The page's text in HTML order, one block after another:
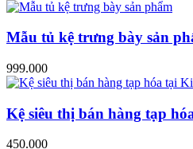
Mẫu tủ kệ trưng bày sản
999.000
Kệ siêu thị bán hàng tạp
450.000